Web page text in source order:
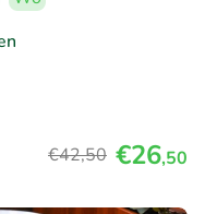
€42,50 €26,50